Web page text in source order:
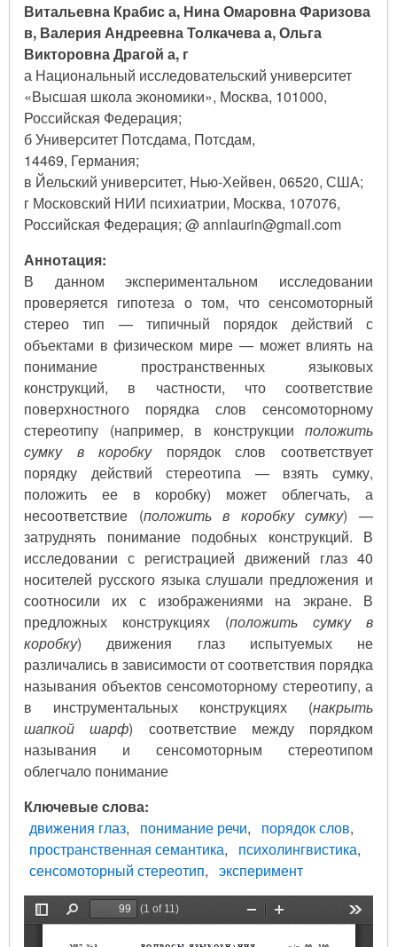
Витальевна Крабис а, Нина Омаровна Фаризова
в, Валерия Андреевна Толкачева а, Ольга
Викторовна Драгой а, г
а Национальный исследовательский университет
«Высшая школа экономики», Москва, 101000,
Российская Федерация;
б Университет Потсдама, Потсдам,
14469, Германия;
в Йельский университет, Нью-Хейвен, 06520, США;
г Московский НИИ психиатрии, Москва, 107076,
Российская Федерация; @ annlaurin@gmail.com
Аннотация:
В данном экспериментальном исследовании
проверяется гипотеза о том, что сенсомоторный
стерео тип — типичный порядок действий с
объектами в физическом мире — может влиять на
понимание пространственных языковых
конструкций, в частности, что соответствие
поверхностного порядка слов сенсомоторному
стереотипу (например, в конструкции положить
сумку в коробку порядок слов соответствует
порядку действий стереотипа — взять сумку,
положить ее в коробку) может облегчать, а
несоответствие (положить в коробку сумку) —
затруднять понимание подобных конструкций. В
исследовании с регистрацией движений глаз 40
носителей русского языка слушали предложения и
соотносили их с изображениями на экране. В
предложных конструкциях (положить сумку в
коробку) движения глаз испытуемых не
различались в зависимости от соответствия порядка
называния объектов сенсомоторному стереотипу, а
в инструментальных конструкциях (накрыть
шапкой шарф) соответствие между порядком
называния и сенсомоторным стереотипом
облегчало понимание
Ключевые слова
движения глаз
понимание речи
порядок слов
пространственная семантика
психолингвистика
сенсомоторный стереотип
эксперимент